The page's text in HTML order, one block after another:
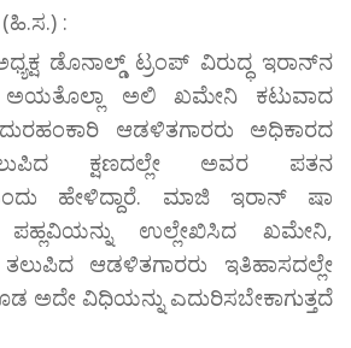
:
ಡೊನಾಲ್ಡ್ ಟ್ರಂಪ್ ವಿರುದ್ಧ ಇರಾನ್‌ನ
ಅಲಿ ಖಮೇನಿ ಕಟುವಾದ
ದುರಹಂಕಾರಿ ಆಡಳಿತಗಾರರು ಅಧಿಕಾರದ
ಕ್ಷಣದಲ್ಲೇ ಅವರ ಪತನ
ಹೇಳಿದ್ದಾರೆ. ಮಾಜಿ ಇರಾನ್ ಷಾ
ಉಲ್ಲೇಖಿಸಿದ ಖಮೇನಿ,
ಆಡಳಿತಗಾರರು ಇತಿಹಾಸದಲ್ಲೇ
ಅದೇ ವಿಧಿಯನ್ನು ಎದುರಿಸಬೇಕಾಗುತ್ತದೆ